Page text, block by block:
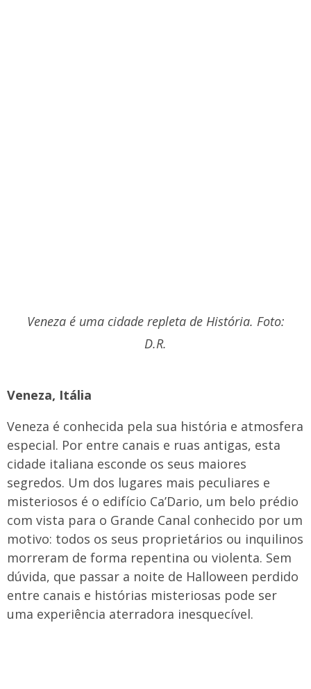
Veneza é uma cidade repleta de História. Foto:
D.R.
Veneza, Itália
Veneza é conhecida pela sua história e atmosfera
especial. Por entre canais e ruas antigas, esta
cidade italiana esconde os seus maiores
segredos. Um dos lugares mais peculiares e
misteriosos é o edifício Ca’Dario, um belo prédio
com vista para o Grande Canal conhecido por um
motivo: todos os seus proprietários ou inquilinos
morreram de forma repentina ou violenta. Sem
dúvida, que passar a noite de Halloween perdido
entre canais e histórias misteriosas pode ser
uma experiência aterradora inesquecível.